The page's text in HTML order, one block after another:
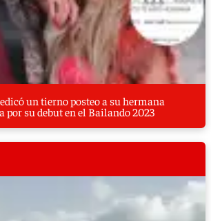
un tierno posteo a su hermana
por su debut en el Bailando 2023